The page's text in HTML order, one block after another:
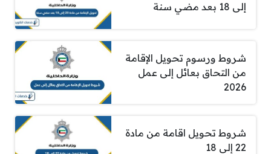
إلى 18 بعد مضي سنة
شروط ورسوم تحويل الإقامة
من التحاق بعائل إلى عمل
2026
شروط تحويل اقامة من مادة
22 إلى 18